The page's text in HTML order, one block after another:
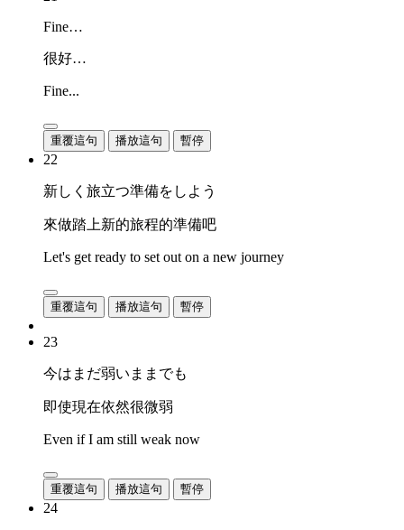
Fine…
很好…
Fine...
重覆這句 播放這句 暫停
22
新しく旅立つ準備をしよう
來做踏上新的旅程的準備吧
Let's get ready to set out on a new journey
重覆這句 播放這句 暫停
23
今はまだ弱いままでも
即使現在依然很微弱
Even if I am still weak now
重覆這句 播放這句 暫停
24